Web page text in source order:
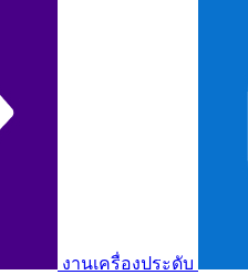
งานเครื่องประดับ